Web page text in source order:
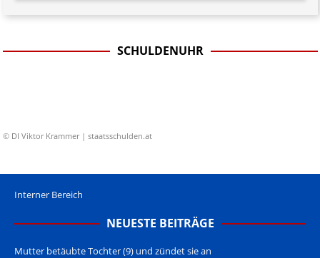
SCHULDENUHR
© DI Viktor Krammer | staatsschulden.at
Interner Bereich
NEUESTE BEITRÄGE
Mutter betäubte Tochter (9) und zündet sie an